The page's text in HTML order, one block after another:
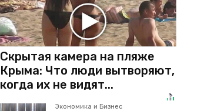
Скрытая камера на пляже
Крыма: Что люди вытворяют,
когда их не видят...
Экономика и Бизнес